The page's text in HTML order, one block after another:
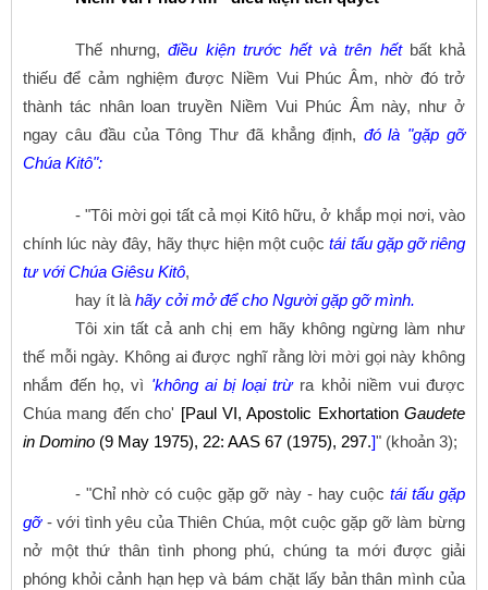
Thế nhưng,điều kiện trước hết và trên hếtbất khả
thiếu để cảm nghiệm được Niềm Vui Phúc Âm, nhờ đó trở
thành tác nhân loan truyền Niềm Vui Phúc Âm này, như ở
ngay câu đầu của Tông Thư đã khẳng định, đó là "gặp gỡ
Chúa Kitô":
- "Tôi mời gọi tất cả mọi Kitô hữu, ở khắp mọi nơi, vào
chính lúc này đây, hãy thực hiện một cuộctái tấu gặp gỡ riêng
tư với Chúa Giêsu Kitô,
hay ít là hãy cởi mở để cho Người gặp gỡ mình.
Tôi xin tất cả anh chị em hãy không ngừng làm như
thế mỗi ngày. Không ai được nghĩ rằng lời mời gọi này không
nhắm đến họ, vì 'không ai bị loại trừra khỏi niềm vui được
Chúa mang đến cho' [Paul VI, Apostolic Exhortation Gaudete
in Domino (9 May 1975), 22: AAS 67 (1975), 297.]" (khoản 3);
- "Chỉ nhờ có cuộc gặp gỡ này - hay cuộc tái tấu gặp
gỡ- với tình yêu của Thiên Chúa, một cuộc gặp gỡ làm bừng
nở một thứ thân tình phong phú, chúng ta mới được giải
phóng khỏi cảnh hạn hẹp và bám chặt lấy bản thân mình của